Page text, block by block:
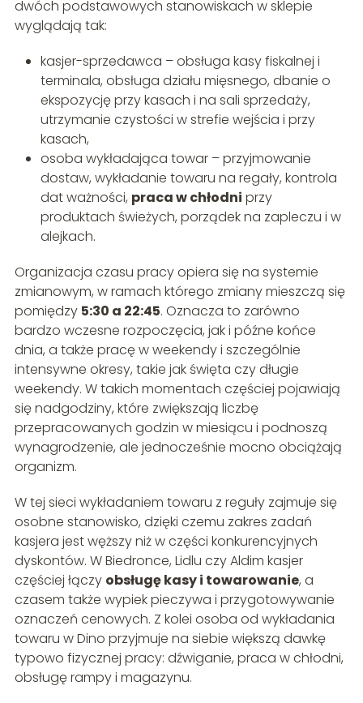
dwóch podstawowych stanowiskach w sklepie
wyglądają tak:
kasjer-sprzedawca – obsługa kasy fiskalnej i
terminala, obsługa działu mięsnego, dbanie o
ekspozycję przy kasach i na sali sprzedaży,
utrzymanie czystości w strefie wejścia i przy
kasach,
osoba wykładająca towar – przyjmowanie
dostaw, wykładanie towaru na regały, kontrola
dat ważności, praca w chłodni przy
produktach świeżych, porządek na zapleczu i w
alejkach.
Organizacja czasu pracy opiera się na systemie
zmianowym, w ramach którego zmiany mieszczą się
pomiędzy 5:30 a 22:45. Oznacza to zarówno
bardzo wczesne rozpoczęcia, jak i późne końce
dnia, a także pracę w weekendy i szczególnie
intensywne okresy, takie jak święta czy długie
weekendy. W takich momentach częściej pojawiają
się nadgodziny, które zwiększają liczbę
przepracowanych godzin w miesiącu i podnoszą
wynagrodzenie, ale jednocześnie mocno obciążają
organizm.
W tej sieci wykładaniem towaru z reguły zajmuje się
osobne stanowisko, dzięki czemu zakres zadań
kasjera jest węższy niż w części konkurencyjnych
dyskontów. W Biedronce, Lidlu czy Aldim kasjer
częściej łączy obsługę kasy i towarowanie, a
czasem także wypiek pieczywa i przygotowywanie
oznaczeń cenowych. Z kolei osoba od wykładania
towaru w Dino przyjmuje na siebie większą dawkę
typowo fizycznej pracy: dźwiganie, praca w chłodni,
obsługę rampy i magazynu.